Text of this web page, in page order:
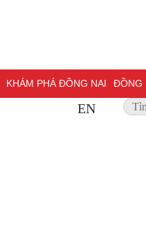
KHÁM PHÁ ĐỒNG NAI ĐỒNG
TRANG ĐỊA
EN